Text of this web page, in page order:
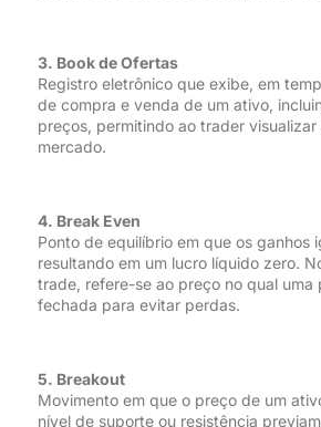
3. Book de Ofertas
Registro eletrônico que exibe, em
de compra e venda de um ativo,
preços, permitindo ao trader
mercado.
4. Break Even
Ponto de equilíbrio em que os ganhos
resultando em um lucro líquido zero.
trade, refere-se ao preço no qual uma
fechada para evitar perdas.
5. Breakout
Movimento em que o preço de um
nível de suporte ou resistência